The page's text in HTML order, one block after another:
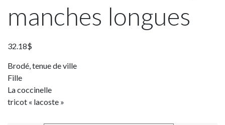
manches longues
32.18$
Brodé, tenue de ville
Fille
La coccinelle
tricot « lacoste »